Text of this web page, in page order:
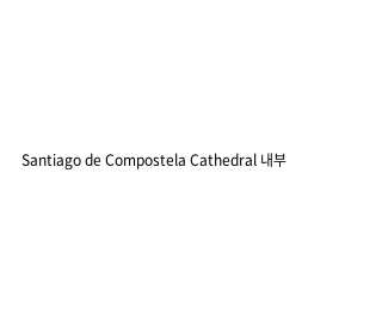
Santiago de Compostela Cathedral 내부